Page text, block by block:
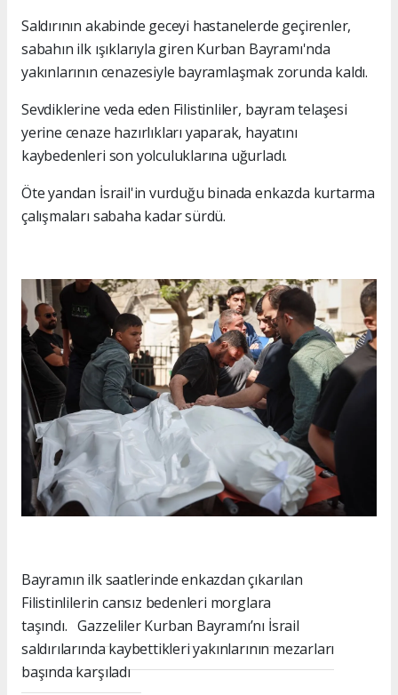
Saldırının akabinde geceyi hastanelerde geçirenler,
sabahın ilk ışıklarıyla giren Kurban Bayramı'nda
yakınlarının cenazesiyle bayramlaşmak zorunda kaldı.
Sevdiklerine veda eden Filistinliler, bayram telaşesi
yerine cenaze hazırlıkları yaparak, hayatını
kaybedenleri son yolculuklarına uğurladı.
Öte yandan İsrail'in vurduğu binada enkazda kurtarma
çalışmaları sabaha kadar sürdü.
Bayramın ilk saatlerinde enkazdan çıkarılan
Filistinlilerin cansız bedenleri morglara
taşındı. Gazzeliler Kurban Bayramı’nı İsrail
saldırılarında kaybettikleri yakınlarının mezarları
başında karşıladı